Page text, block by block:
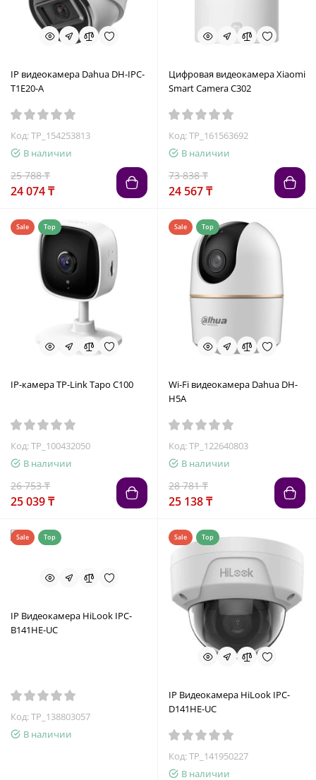
IP видеокамера Dahua DH-IPC-
T1E20-A
Код: TP_154253813
В наличии
25 788 ₸
24 074 ₸
Цифровая видеокамера Xiaomi
Smart Camera C302
Код: TP_161563692
В наличии
73 838 ₸
24 567 ₸
Sale Top
IP-камера TP-Link Tapo C100
Код: TP_100432050
В наличии
26 753 ₸
25 039 ₸
Sale Top
Wi-Fi видеокамера Dahua DH-
H5A
Код: TP_122640803
В наличии
28 781 ₸
25 138 ₸
Sale Top
IP Видеокамера HiLook IPC-
B141HE-UC
Код: TP_138803057
В наличии
Sale Top
IP Видеокамера HiLook IPC-
D141HE-UC
Код: TP_141950227
В наличии